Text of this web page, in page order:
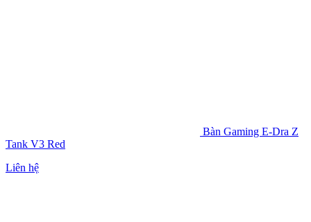
Bàn Gaming E-Dra Z
Tank V3 Red
Liên hệ